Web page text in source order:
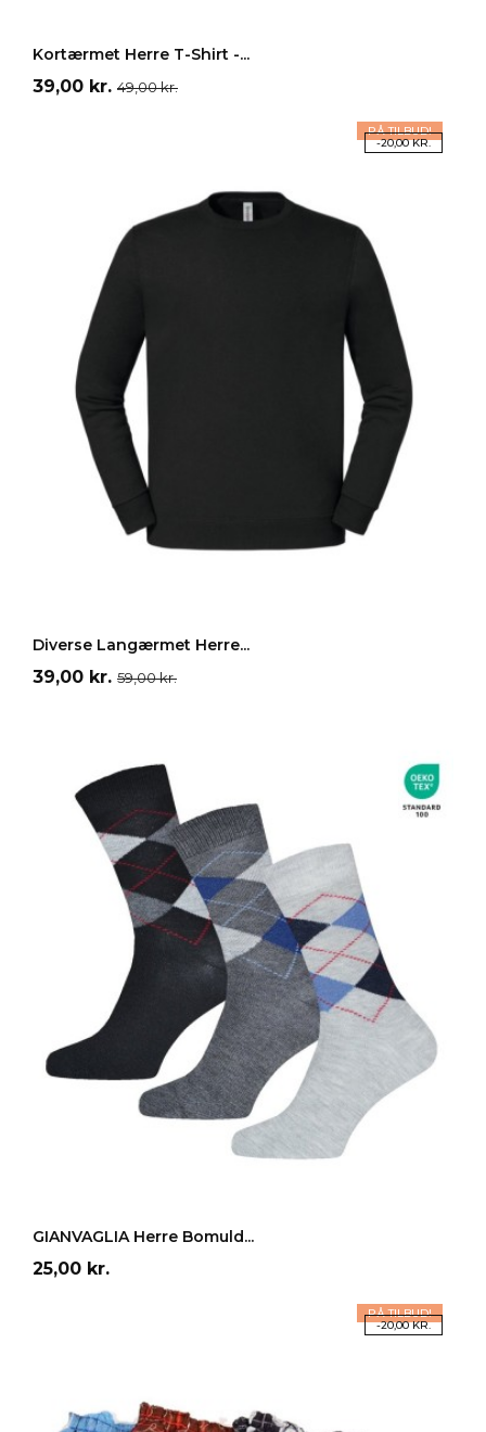
Kortærmet Herre T-Shirt -...
Pris
39,00 kr. Normalpris
49,00 kr.
PÅ TILBUD!
-20,00 KR.
Diverse Langærmet Herre...
Pris
39,00 kr. Normalpris
59,00 kr.
GIANVAGLIA Herre Bomuld...
Pris
25,00 kr.
PÅ TILBUD!
-20,00 KR.